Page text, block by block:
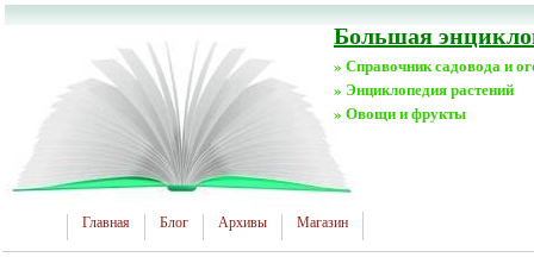
Большая
» Справочник садовода и
» Энциклопедия растений
» Овощи и фрукты
Главная Блог Архивы Магазин